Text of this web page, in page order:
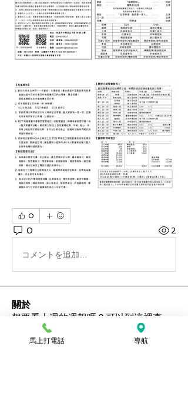
0
0 2
コメントを追加…
關於
想要看上週的週報嗎？可以到這裡查
馬上打電話 導航